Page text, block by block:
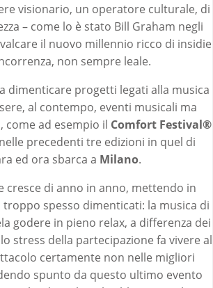
visionario, un operatore culturale, di
– come lo è stato Bill Graham negli
il nuovo millennio ricco di insidie
non sempre leale.
dimenticare progetti legati alla musica
al contempo, eventi musicali ma
come ad esempio il Comfort Festival®
precedenti tre edizioni in quel di
ed ora sbarca a Milano.
cresce di anno in anno, mettendo in
spesso dimenticati: la musica di
godere in pieno relax, a differenza dei
stress della partecipazione fa vivere al
certamente non nelle migliori
spunto da questo ultimo evento